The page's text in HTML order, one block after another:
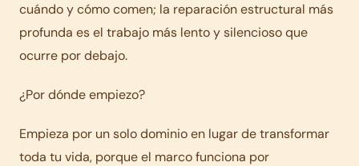
cuándo y cómo comen; la reparación estructural más
profunda es el trabajo más lento y silencioso que
ocurre por debajo.
¿Por dónde empiezo?
Empieza por un solo dominio en lugar de transformar
toda tu vida, porque el marco funciona por